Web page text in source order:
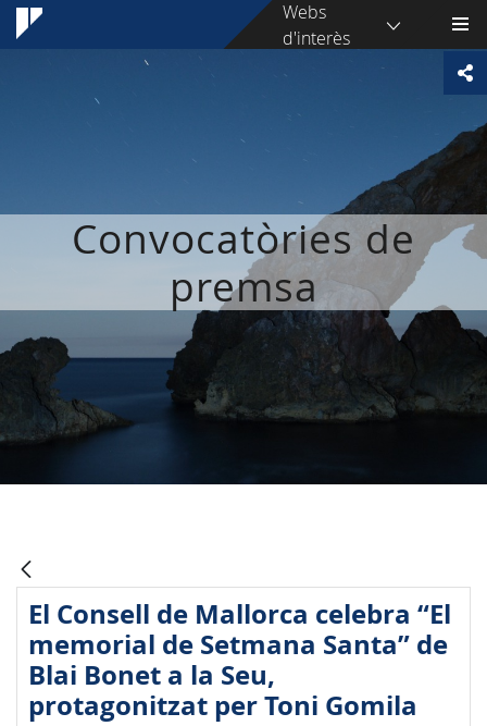
Webs
d'interès
Convocatòries de
premsa
El Consell de Mallorca celebra “El
memorial de Setmana Santa” de
Blai Bonet a la Seu,
protagonitzat per Toni Gomila